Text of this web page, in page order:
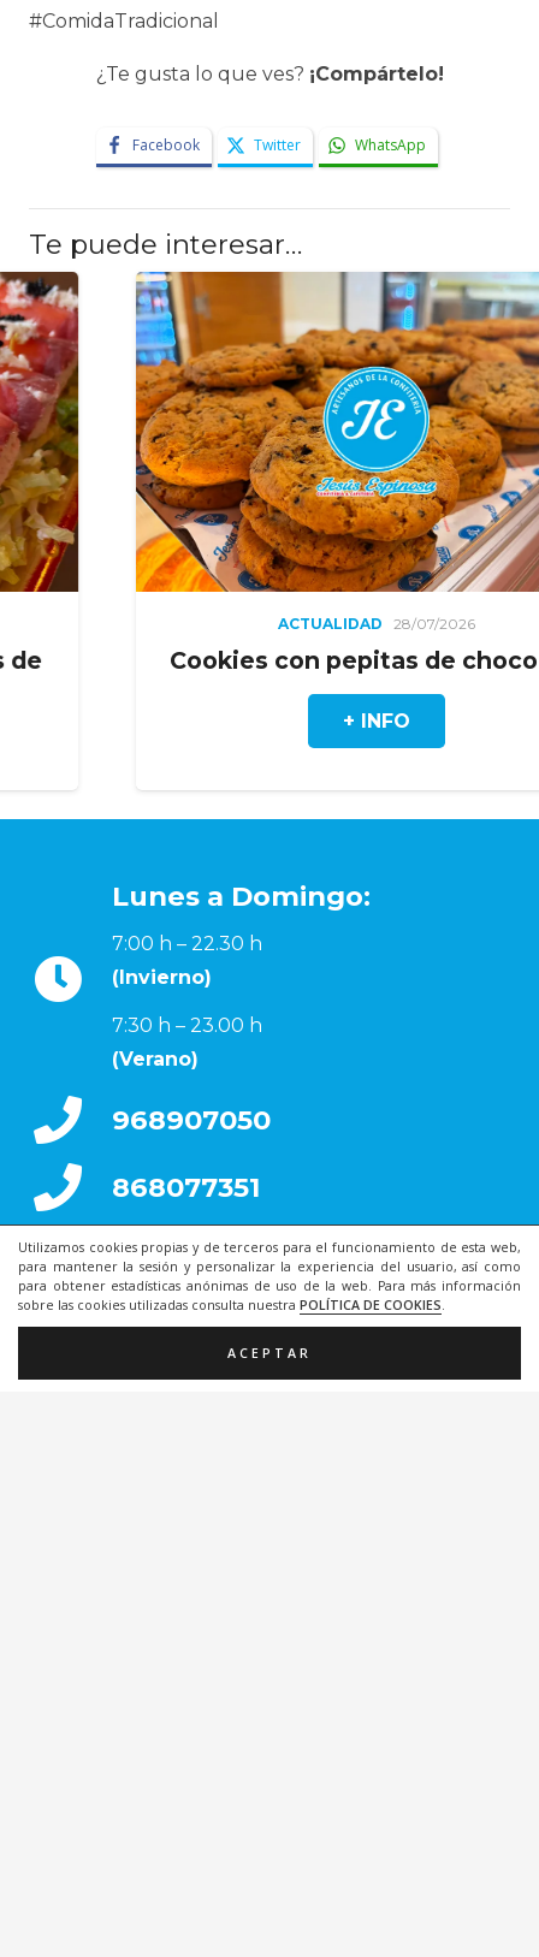
Utilizamos cookies propias y de terceros para el funcionamiento de esta web,
para mantener la sesión y personalizar la experiencia del usuario, así como
para obtener estadísticas anónimas de uso de la web. Para más información
sobre las cookies utilizadas consulta nuestra POLÍTICA DE COOKIES.
ACEPTAR
#ComidaTradicional
¿Te gusta lo que ves? ¡Compártelo!
Facebook Twitter WhatsApp
Te puede interesar…
28/07/2026
Cookies con pepitas de chocolate
Lunes a Domingo:
7:00 h – 22.30 h
(Invierno)
7:30 h – 23.00 h
(Verano)
968907050
868077351